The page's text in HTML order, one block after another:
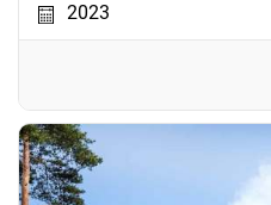
2023